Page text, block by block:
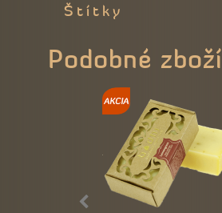
Štítky
Podobné zboží